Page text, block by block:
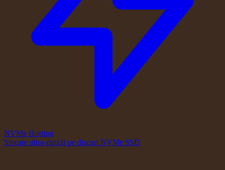
NVMe Hosting
Stocare ultra-rapidă pe discuri NVMe SSD